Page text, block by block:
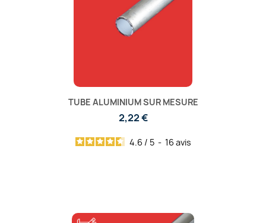
TUBE ALUMINIUM SUR MESURE
2,22 €
4.6 / 5 - 16 avis